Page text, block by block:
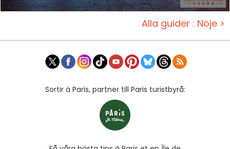
Alla guider : Nöje >
Sortir à Paris, partner till Paris turistbyrå: